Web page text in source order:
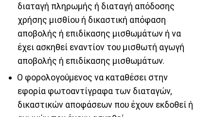
διαταγή πληρωμής ή διαταγή απόδοσης
χρήσης μισθίου ή δικαστική απόφαση
αποβολής ή επιδίκασης μισθωμάτων ή να
έχει ασκηθεί εναντίον του μισθωτή αγωγή
αποβολής ή επιδίκασης μισθωμάτων.
Ο φορολογούμενος να καταθέσει στην
εφορία φωτοαντίγραφα των διαταγών,
δικαστικών αποφάσεων που έχουν εκδοθεί ή